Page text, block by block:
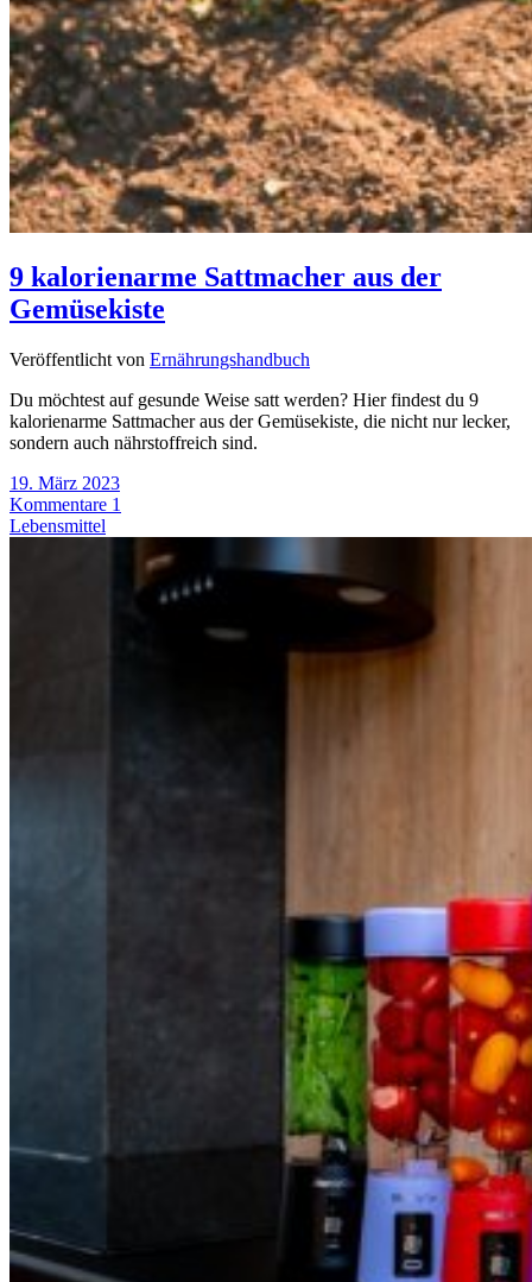
9 kalorienarme Sattmacher aus der
Gemüsekiste
Veröffentlicht von Ernährungshandbuch
Du möchtest auf gesunde Weise satt werden? Hier findest du 9
kalorienarme Sattmacher aus der Gemüsekiste, die nicht nur lecker,
sondern auch nährstoffreich sind.
19. März 2023
Kommentare 1
Lebensmittel